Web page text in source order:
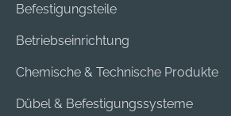
Befestigungsteile
Betriebseinrichtung
Chemische & Technische Produkte
Dübel & Befestigungssysteme